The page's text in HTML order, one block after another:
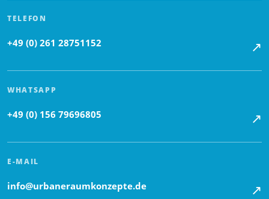
TELEFON
+49 (0) 261 28751152 ↗
WHATSAPP
+49 (0) 156 79696805 ↗
E-MAIL
info@urbaneraumkonzepte.de ↗